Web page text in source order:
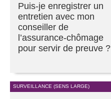
Puis-je enregistrer un
entretien avec mon
conseiller de
l’assurance-chômage
pour servir de preuve ?
SURVEILLANCE (SENS LARGE)